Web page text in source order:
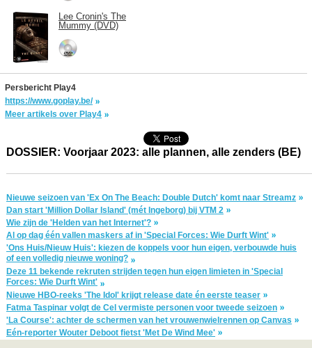
Lee Cronin's The
Mummy (DVD)
Persbericht Play4
https://www.goplay.be/
Meer artikels over Play4
DOSSIER: Voorjaar 2023: alle plannen, alle zenders (BE)
Nieuwe seizoen van 'Ex On The Beach: Double Dutch' komt naar Streamz
Dan start 'Million Dollar Island' (mét Ingeborg) bij VTM 2
Wie zijn de 'Helden van het Internet'?
Al op dag één vallen maskers af in 'Special Forces: Wie Durft Wint'
'Ons Huis/Nieuw Huis': kiezen de koppels voor hun eigen, verbouwde huis
of een volledig nieuwe woning?
Deze 11 bekende rekruten strijden tegen hun eigen limieten in 'Special
Forces: Wie Durft Wint'
Nieuwe HBO-reeks 'The Idol' krijgt release date én eerste teaser
Fatma Taspinar volgt de Cel vermiste personen voor tweede seizoen
'La Course': achter de schermen van het vrouwenwielrennen op Canvas
Eén-reporter Wouter Deboot fietst 'Met De Wind Mee'